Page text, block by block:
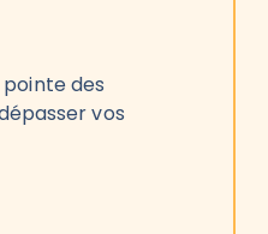
des
vos